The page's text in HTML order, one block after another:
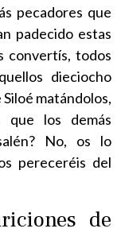
pecadores que
padecido estas
convertís, todos
dieciocho
matándolos,
que los demás
No, os lo
pereceréis del
de